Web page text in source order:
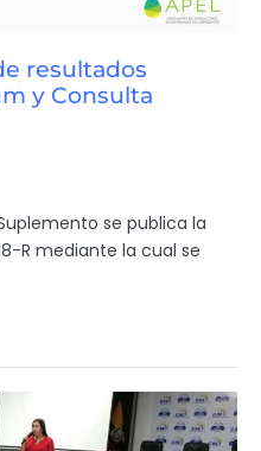
resultados
y Consulta
se publica la
R mediante la cual se